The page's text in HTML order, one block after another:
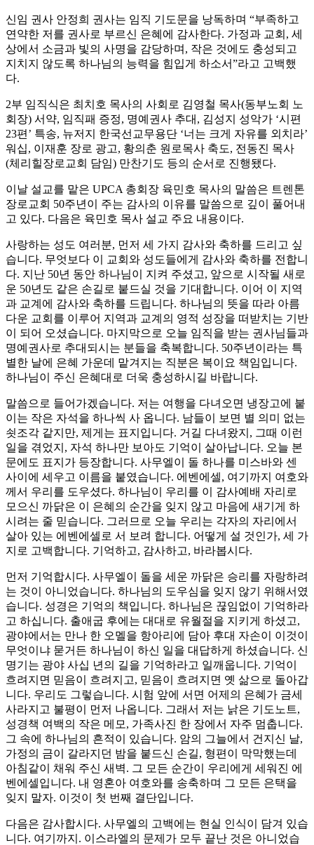
신임 권사 안정희 권사는 임직 기도문을 낭독하며 “부족하고
연약한 저를 권사로 부르신 은혜에 감사한다. 가정과 교회, 세
상에서 소금과 빛의 사명을 감당하며, 작은 것에도 충성되고
지치지 않도록 하나님의 능력을 힘입게 하소서”라고 고백했
다.
2부 임직식은 최치호 목사의 사회로 김영철 목사(동부노회 노
회장) 서약, 임직패 증정, 명예권사 추대, 김성지 성악가 ‘시편
23편’ 특송, 뉴저지 한국선교무용단 ‘너는 크게 자유를 외치라’
워십, 이재훈 장로 광고, 황의춘 원로목사 축도, 전동진 목사
(체리힐장로교회 담임) 만찬기도 등의 순서로 진행됐다.
이날 설교를 맡은 UPCA 총회장 육민호 목사의 말씀은 트렌톤
장로교회 50주년이 주는 감사의 이유를 말씀으로 깊이 풀어내
고 있다. 다음은 육민호 목사 설교 주요 내용이다.
사랑하는 성도 여러분, 먼저 세 가지 감사와 축하를 드리고 싶
습니다. 무엇보다 이 교회와 성도들에게 감사와 축하를 전합니
다. 지난 50년 동안 하나님이 지켜 주셨고, 앞으로 시작될 새로
운 50년도 같은 손길로 붙드실 것을 기대합니다. 이어 이 지역
과 교계에 감사와 축하를 드립니다. 하나님의 뜻을 따라 아름
다운 교회를 이루어 지역과 교계의 영적 성장을 떠받치는 기반
이 되어 오셨습니다. 마지막으로 오늘 임직을 받는 권사님들과
명예권사로 추대되시는 분들을 축복합니다. 50주년이라는 특
별한 날에 은혜 가운데 맡겨지는 직분은 복이요 책임입니다.
하나님이 주신 은혜대로 더욱 충성하시길 바랍니다.
말씀으로 들어가겠습니다. 저는 여행을 다녀오면 냉장고에 붙
이는 작은 자석을 하나씩 사 옵니다. 남들이 보면 별 의미 없는
쇳조각 같지만, 제게는 표지입니다. 거길 다녀왔지, 그때 이런
일을 겪었지, 자석 하나만 보아도 기억이 살아납니다. 오늘 본
문에도 표지가 등장합니다. 사무엘이 돌 하나를 미스바와 센
사이에 세우고 이름을 붙였습니다. 에벤에셀, 여기까지 여호와
께서 우리를 도우셨다. 하나님이 우리를 이 감사예배 자리로
모으신 까닭은 이 은혜의 순간을 잊지 않고 마음에 새기게 하
시려는 줄 믿습니다. 그러므로 오늘 우리는 각자의 자리에서
살아 있는 에벤에셀로 서 보려 합니다. 어떻게 설 것인가, 세 가
지로 고백합니다. 기억하고, 감사하고, 바라봅시다.
먼저 기억합시다. 사무엘이 돌을 세운 까닭은 승리를 자랑하려
는 것이 아니었습니다. 하나님의 도우심을 잊지 않기 위해서였
습니다. 성경은 기억의 책입니다. 하나님은 끊임없이 기억하라
고 하십니다. 출애굽 후에는 대대로 유월절을 지키게 하셨고,
광야에서는 만나 한 오멜을 항아리에 담아 후대 자손이 이것이
무엇이냐 묻거든 하나님이 하신 일을 대답하게 하셨습니다. 신
명기는 광야 사십 년의 길을 기억하라고 일깨웁니다. 기억이
흐려지면 믿음이 흐려지고, 믿음이 흐려지면 옛 삶으로 돌아갑
니다. 우리도 그렇습니다. 시험 앞에 서면 어제의 은혜가 금세
사라지고 불평이 먼저 나옵니다. 그래서 저는 낡은 기도노트,
성경책 여백의 작은 메모, 가족사진 한 장에서 자주 멈춥니다.
그 속에 하나님의 흔적이 있습니다. 암의 그늘에서 건지신 날,
가정의 금이 갈라지던 밤을 붙드신 손길, 형편이 막막했는데
아침같이 채워 주신 새벽. 그 모든 순간이 우리에게 세워진 에
벤에셀입니다. 내 영혼아 여호와를 송축하며 그 모든 은택을
잊지 말자. 이것이 첫 번째 결단입니다.
다음은 감사합시다. 사무엘의 고백에는 현실 인식이 담겨 있습
니다. 여기까지. 이스라엘의 문제가 모두 끝난 것은 아니었습